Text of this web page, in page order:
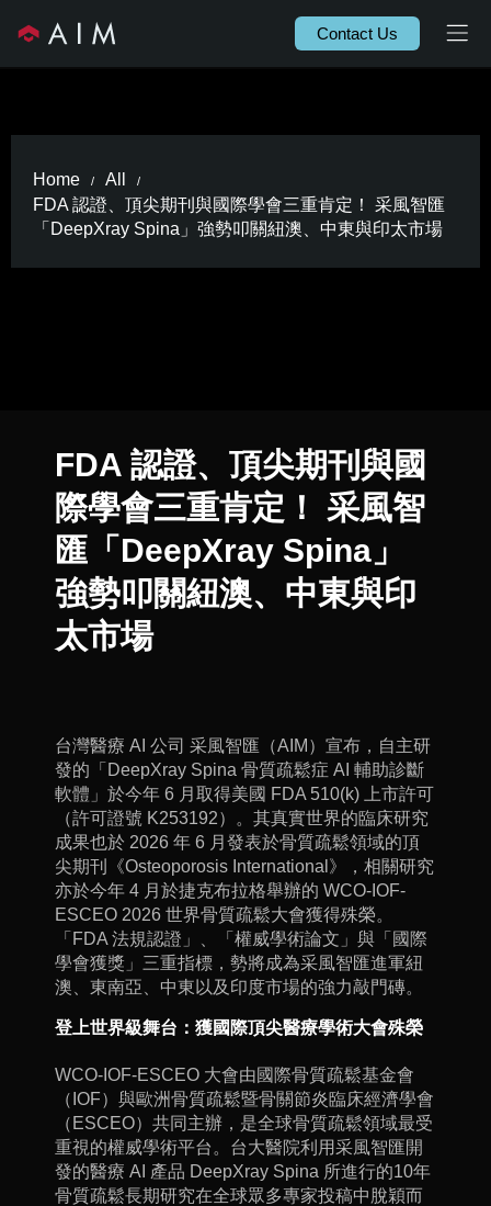
Contact Us
Home / All /
FDA 認證、頂尖期刊與國際學會三重肯定！ 采風智匯
「DeepXray Spina」強勢叩關紐澳、中東與印太市場
FDA 認證、頂尖期刊與國
際學會三重肯定！ 采風智
匯「DeepXray Spina」
強勢叩關紐澳、中東與印
太市場
台灣醫療 AI 公司 采風智匯（AIM）宣布，自主研
發的「DeepXray Spina 骨質疏鬆症 AI 輔助診斷
軟體」於今年 6 月取得美國 FDA 510(k) 上市許可
（許可證號 K253192）。其真實世界的臨床研究
成果也於 2026 年 6 月發表於骨質疏鬆領域的頂
尖期刊《Osteoporosis International》，相關研究
亦於今年 4 月於捷克布拉格舉辦的 WCO-IOF-
ESCEO 2026 世界骨質疏鬆大會獲得殊榮。
「FDA 法規認證」、「權威學術論文」與「國際
學會獲獎」三重指標，勢將成為采風智匯進軍紐
澳、東南亞、中東以及印度市場的強力敲門磚。
登上世界級舞台：獲國際頂尖醫療學術大會殊榮
WCO-IOF-ESCEO 大會由國際骨質疏鬆基金會
（IOF）與歐洲骨質疏鬆暨骨關節炎臨床經濟學會
（ESCEO）共同主辦，是全球骨質疏鬆領域最受
重視的權威學術平台。台大醫院利用采風智匯開
發的醫療 AI 產品 DeepXray Spina 所進行的10年
骨質疏鬆長期研究在全球眾多專家投稿中脫穎而